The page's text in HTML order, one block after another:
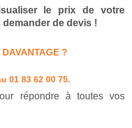
le prix de votre
de devis !
?
01 83 62 00 75.
répondre à toutes vos